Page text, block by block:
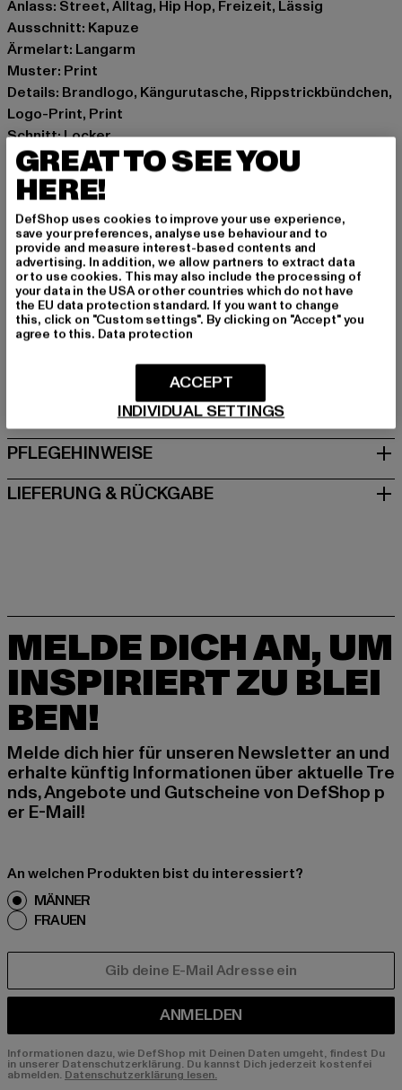
Anlass: Street, Alltag, Hip Hop, Freizeit, Lässig
Ausschnitt: Kapuze
Ärmelart: Langarm
Muster: Print
Details: Brandlogo, Kängurutasche, Rippstrickbündchen,
Logo-Print, Print
Schnitt: Locker
Marke: Lost Youth
Kat.: Hoodies
Farbe: schwarz
Hersteller Farbe: black
Materialzusammensetzung: 100% Baumwolle
Art.Nr: LY202-00007
Hersteller: TB International GmbH |info@tbint.de
Dr.-Robert-Murjahn-Straße 7 | 64372 Ober-Ramstadt |
GRÖSSE & PASSFORM
PFLEGEHINWEISE
LIEFERUNG & RÜCKGABE
MELDE DICH AN, UM
INSPIRIERT ZU BLEI
BEN!
Melde dich hier für unseren Newsletter an und
erhalte künftig Informationen über aktuelle Tre
nds, Angebote und Gutscheine von DefShop p
er E-Mail!
An welchen Produkten bist du interessiert?
MÄNNER
FRAUEN
ANMELDEN
Informationen dazu, wie DefShop mit Deinen Daten umgeht, findest Du
in unserer Datenschutzerklärung. Du kannst Dich jederzeit kostenfei
abmelden. Datenschutzerklärung lesen.
GREAT TO SEE YOU
HERE!
DefShop uses cookies to improve your use experience,
save your preferences, analyse use behaviour and to
provide and measure interest-based contents and
advertising. In addition, we allow partners to extract data
or to use cookies. This may also include the processing of
your data in the USA or other countries which do not have
the EU data protection standard. If you want to change
this, click on "Custom settings". By clicking on "Accept" you
agree to this. Data protection
INDIVIDUAL SETTINGS
ACCEPT